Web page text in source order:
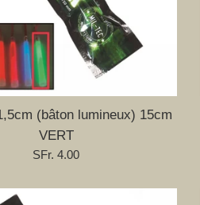
(bâton lumineux) 15cm
VERT
Prix
SFr. 4.00